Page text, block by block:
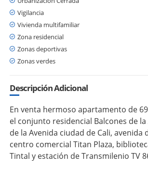
Vigilancia
Vivienda multifamiliar
Zona residencial
Zonas deportivas
Zonas verdes
Descripción Adicional
En venta hermoso apartamento de
el conjunto residencial Balcones de la
de la Avenida ciudad de Cali, avenida
centro comercial Titan Plaza,
Tintal y estación de Transmilenio TV